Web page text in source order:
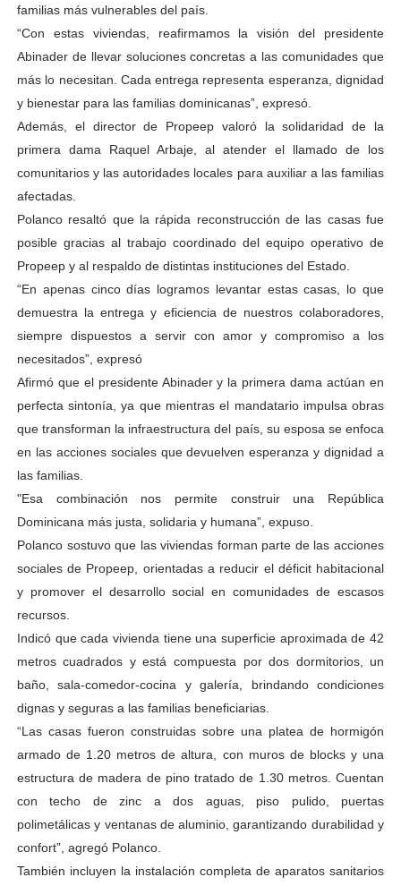
familias más vulnerables del país.
“Con estas viviendas, reafirmamos la visión del presidente
Abinader de llevar soluciones concretas a las comunidades que
más lo necesitan. Cada entrega representa esperanza, dignidad
y bienestar para las familias dominicanas”, expresó.
Además, el director de Propeep valoró la solidaridad de la
primera dama Raquel Arbaje, al atender el llamado de los
comunitarios y las autoridades locales para auxiliar a las familias
afectadas.
Polanco resaltó que la rápida reconstrucción de las casas fue
posible gracias al trabajo coordinado del equipo operativo de
Propeep y al respaldo de distintas instituciones del Estado.
“En apenas cinco días logramos levantar estas casas, lo que
demuestra la entrega y eficiencia de nuestros colaboradores,
siempre dispuestos a servir con amor y compromiso a los
necesitados”, expresó
Afirmó que el presidente Abinader y la primera dama actúan en
perfecta sintonía, ya que mientras el mandatario impulsa obras
que transforman la infraestructura del país, su esposa se enfoca
en las acciones sociales que devuelven esperanza y dignidad a
las familias.
"Esa combinación nos permite construir una República
Dominicana más justa, solidaria y humana”, expuso.
Polanco sostuvo que las viviendas forman parte de las acciones
sociales de Propeep, orientadas a reducir el déficit habitacional
y promover el desarrollo social en comunidades de escasos
recursos.
Indicó que cada vivienda tiene una superficie aproximada de 42
metros cuadrados y está compuesta por dos dormitorios, un
baño, sala-comedor-cocina y galería, brindando condiciones
dignas y seguras a las familias beneficiarias.
“Las casas fueron construidas sobre una platea de hormigón
armado de 1.20 metros de altura, con muros de blocks y una
estructura de madera de pino tratado de 1.30 metros. Cuentan
con techo de zinc a dos aguas, piso pulido, puertas
polimetálicas y ventanas de aluminio, garantizando durabilidad y
confort”, agregó Polanco.
También incluyen la instalación completa de aparatos sanitarios